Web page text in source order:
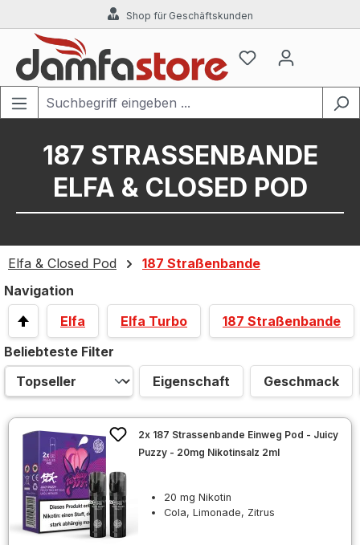
Zum Hauptinhalt springenShop für Geschäftskunden
187 STRASSENBANDE
ELFA & CLOSED POD
Elfa & Closed Pod
187 Straßenbande
Navigation
Elfa
Elfa Turbo
187 Straßenbande
Beliebteste Filter
Eigenschaft
Geschmack
2x 187 Strassenbande Einweg Pod - Juicy
Puzzy - 20mg Nikotinsalz 2ml
20 mg Nikotin
Cola, Limonade, Zitrus